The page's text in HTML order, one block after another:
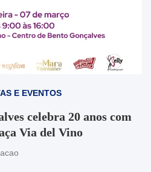
E EVENTOS
celebra 20 anos com
Via del Vino